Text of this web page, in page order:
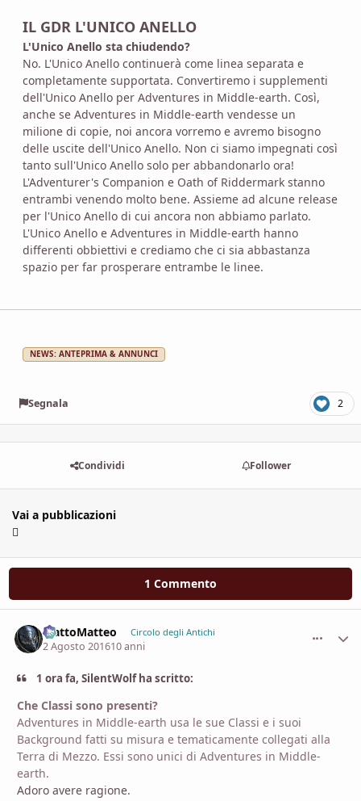
IL GDR L'UNICO ANELLO
L'Unico Anello sta chiudendo?
No. L'Unico Anello continuerà come linea separata e
completamente supportata. Convertiremo i supplementi
dell'Unico Anello per Adventures in Middle-earth. Così,
anche se Adventures in Middle-earth vendesse un
milione di copie, noi ancora vorremo e avremo bisogno
delle uscite dell'Unico Anello. Non ci siamo impegnati così
tanto sull'Unico Anello solo per abbandonarlo ora!
L'Adventurer's Companion e Oath of Riddermark stanno
entrambi venendo molto bene. Assieme ad alcune release
per l'Unico Anello di cui ancora non abbiamo parlato.
L'Unico Anello e Adventures in Middle-earth hanno
differenti obbiettivi e crediamo che ci sia abbastanza
spazio per far prosperare entrambe le linee.
NEWS: ANTEPRIMA & ANNUNCI
Segnala 2
Condividi Follower
Vai a pubblicazioni
1 Commento
MattoMatteo Circolo degli Antichi
2 Agosto 201610 anni
1 ora fa, SilentWolf ha scritto:
Che Classi sono presenti?
Adventures in Middle-earth usa le sue Classi e i suoi
Background fatti su misura e tematicamente collegati alla
Terra di Mezzo. Essi sono unici di Adventures in Middle-
earth.
Adoro avere ragione.